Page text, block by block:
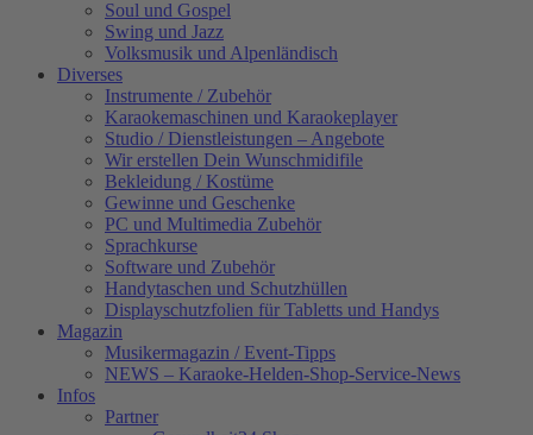
Soul und Gospel
Swing und Jazz
Volksmusik und Alpenländisch
Diverses
Instrumente / Zubehör
Karaokemaschinen und Karaokeplayer
Studio / Dienstleistungen – Angebote
Wir erstellen Dein Wunschmidifile
Bekleidung / Kostüme
Gewinne und Geschenke
PC und Multimedia Zubehör
Sprachkurse
Software und Zubehör
Handytaschen und Schutzhüllen
Displayschutzfolien für Tabletts und Handys
Magazin
Musikermagazin / Event-Tipps
NEWS – Karaoke-Helden-Shop-Service-News
Infos
Partner